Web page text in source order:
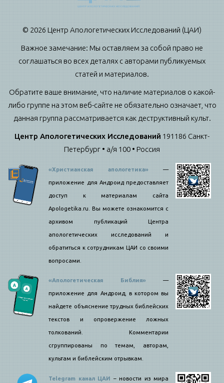
© 2026 Центр Апологетических Исследований (ЦАИ)
Важное замечание: Мы оставляем за собой право не
соглашаться во всех деталях с авторами публикуемых
статей и материалов.
Обратите ваше внимание, что наличие материалов о какой-
либо группе на этом веб-сайте не обязательно означает, что
данная группа рассматривается как деструктивный культ.
Центр Апологетических Исследований 191186 Санкт-
Петербург • а/я 100 • Россия
«Христианская апологетика»—
приложение для Андроид предоставляет
доступ к материалам сайта
Apologetika.ru. Вы можете ознакомится с
архивом публикаций Центра
апологетических исследований и
обратиться к сотрудникам ЦАИ со своими
вопросами.
«Апологетическая Библия»—
приложение для Андроид, в котором вы
найдете объяснение трудных библейских
текстов и опровержение ложных
толкований. Комментарии
сгруппированы по темам, авторам,
культам и библейским отрывкам.
Telegram канал ЦАИ – новости из мира